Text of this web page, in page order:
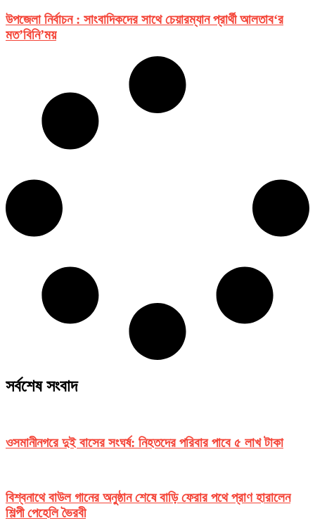
উপজেলা নির্বাচন : সাংবাদিকদের সাথে চেয়ারম্যান প্রার্থী আলতাব‘র
মত’বিনি’ময়
সর্বশেষ সংবাদ
ওসমানীনগরে দুই বাসের সংঘর্ষ: নিহতদের পরিবার পাবে ৫ লাখ টাকা
বিশ্বনাথে বাউল গানের অনুষ্ঠান শেষে বাড়ি ফেরার পথে প্রাণ হারালেন
শিল্পী পেহেলি ভৈরবী